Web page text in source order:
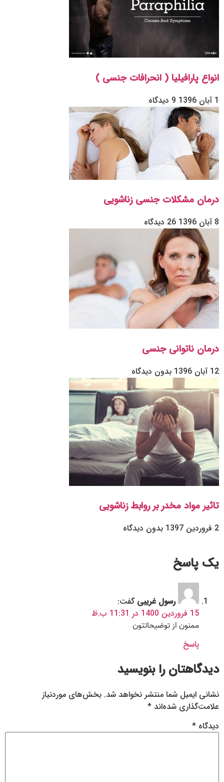
انواع پارافیلیا ( انحرافات جنسی )
1 آبان 1396 9 دیدگاه
درمان مشکلات جنسی زناشویی
8 آبان 1396 26 دیدگاه
درمان ناتوانی جنسی
12 آبان 1396 بدون دیدگاه
تاثیر مواد مخدر بر روابط زناشویی
2 فروردین 1397 بدون دیدگاه
یک پاسخ
رسول غریبی گفت:
15 فروردین 1400 در 11:31 ب.ظ
ممنون از توضیحاتتون
پاسخ
دیدگاهتان را بنویسید
نشانی ایمیل شما منتشر نخواهد شد. بخش‌های موردنیاز
علامت‌گذاری شده‌اند *
دیدگاه *